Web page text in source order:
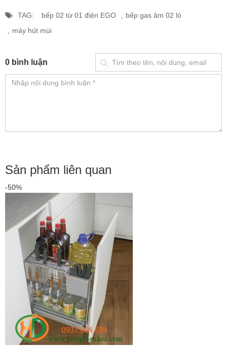
TAG: bếp 02 từ 01 điện EGO
bếp gas âm 02 lò
máy hút mùi
0 bình luận
Sản phẩm liên quan
-50%